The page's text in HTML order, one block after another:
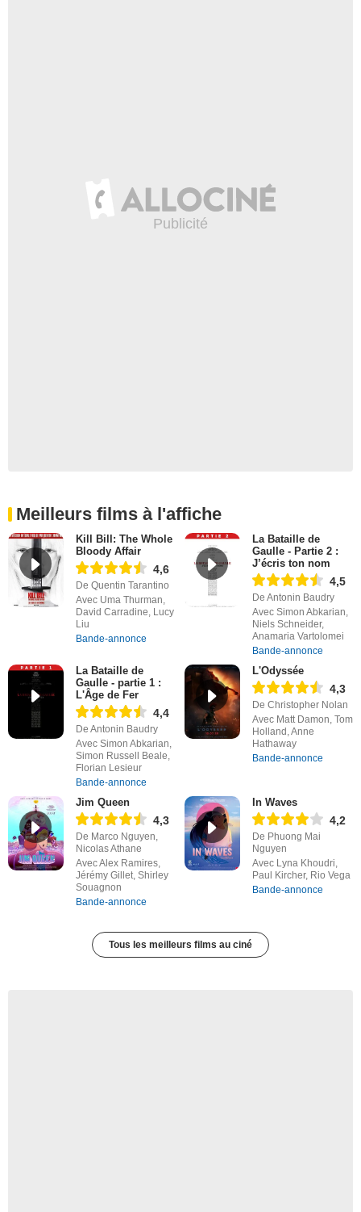
Meilleurs films à l'affiche
Kill Bill: The Whole
Bloody Affair
4,6
De Quentin Tarantino
Avec Uma Thurman,
David Carradine, Lucy
Liu
Bande-annonce
La Bataille de
Gaulle - Partie 2 :
J’écris ton nom
4,5
De Antonin Baudry
Avec Simon Abkarian,
Niels Schneider,
Anamaria Vartolomei
Bande-annonce
La Bataille de
Gaulle - partie 1 :
L'Âge de Fer
4,4
De Antonin Baudry
Avec Simon Abkarian,
Simon Russell Beale,
Florian Lesieur
Bande-annonce
L'Odyssée
4,3
De Christopher Nolan
Avec Matt Damon, Tom
Holland, Anne
Hathaway
Bande-annonce
Jim Queen
4,3
De Marco Nguyen,
Nicolas Athane
Avec Alex Ramires,
Jérémy Gillet, Shirley
Souagnon
Bande-annonce
In Waves
4,2
De Phuong Mai
Nguyen
Avec Lyna Khoudri,
Paul Kircher, Rio Vega
Bande-annonce
Tous les meilleurs films au ciné